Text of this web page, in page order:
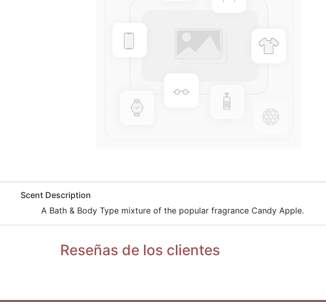
​Scent Description
A Bath & Body Type mixture of the popular fragrance Candy Apple.
Reseñas de los clientes